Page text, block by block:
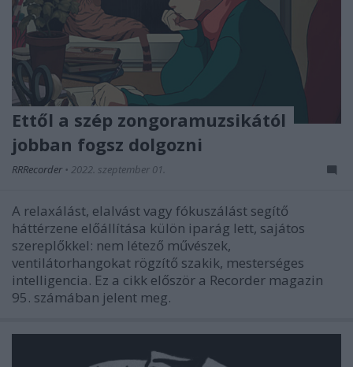
Ettől a szép zongoramuzsikától
jobban fogsz dolgozni
RRRecorder • 2022. szeptember 01.
A relaxálást, elalvást vagy fókuszálást segítő
háttérzene előállítása külön iparág lett, sajátos
szereplőkkel: nem létező művészek,
ventilátorhangokat rögzítő szakik, mesterséges
intelligencia. Ez a cikk először a Recorder magazin
95. számában jelent meg.